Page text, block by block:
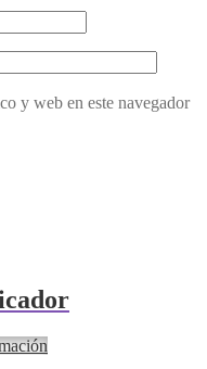
y web en este navegador